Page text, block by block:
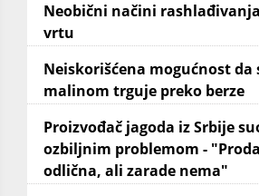
Neobični načini
vrtu
Neiskorišćena mogućnost da
malinom trguje preko berze
Proizvođač jagoda iz Srbije
ozbiljnim problemom -
odlična, ali zarade nema"